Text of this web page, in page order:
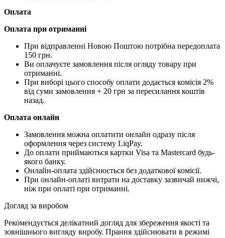
Оплата
Оплата при отриманні
При відправленні Новою Поштою потрібна передоплата
150 грн.
Ви оплачуєте замовлення після огляду товару при
отриманні.
При виборі цього способу оплати додається комісія 2%
від суми замовлення + 20 грн за пересилання коштів
назад.
Оплата онлайн
Замовлення можна оплатити онлайн одразу після
оформлення через систему LiqPay.
До оплати приймаються картки Visa та Mastercard будь-
якого банку.
Онлайн-оплата здійснюється без додаткової комісії.
При онлайн-оплаті витрати на доставку зазвичай нижчі,
ніж при оплаті при отриманні.
Догляд за виробом
Рекомендується делікатний догляд для збереження якості та
зовнішнього вигляду виробу. Прання здійснювати в режимі